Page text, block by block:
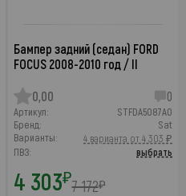
Бампер задний (седан) FORD
FOCUS 2008-2010 год / II
0,00 0
Артикул:
STFDA5087A0
Бренд:
Sat
Варианты:
4 варианта от 4 303 ₽
ПВЗ:
выбрать
4 303₽7 172₽